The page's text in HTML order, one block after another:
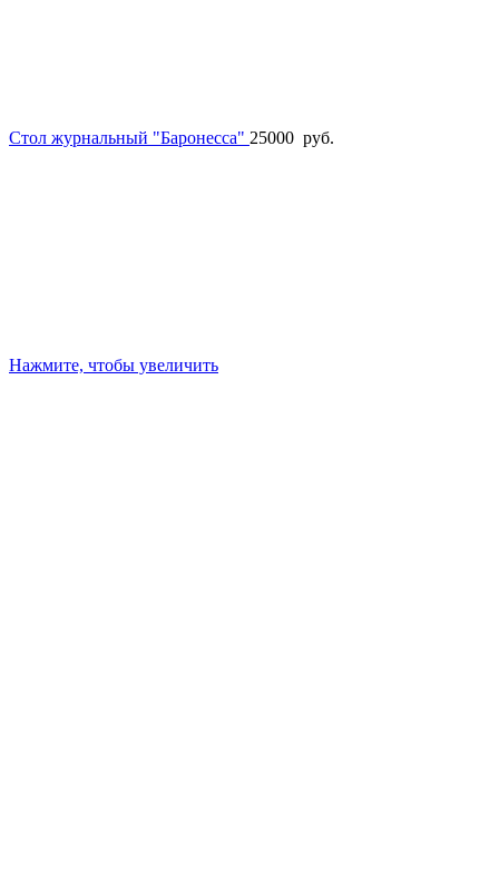
Стол журнальный "Баронесса" 25000 руб.
Нажмите, чтобы увеличить